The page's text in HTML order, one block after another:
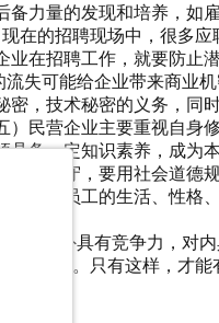
力量的发现和培养，如
的招聘现场中，很多应
在招聘工作，就要防止
可能给企业带来商业
，技术秘密的义务，同
）民营企业主要重视自
备一定知识素养，成为
和操守，要用社会道德
熟悉员工的生活、性格
立对外具有竞争力，对
合起来。只有这样，才